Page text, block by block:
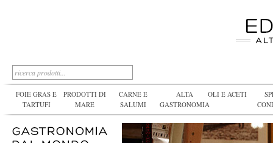
FOIE GRAS E
TARTUFI
PRODOTTI DI
MARE
CARNE E
SALUMI
ALTA
GASTRONOMIA
OLI E ACETI